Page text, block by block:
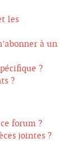
les
à un
?
?
forum ?
jointes ?